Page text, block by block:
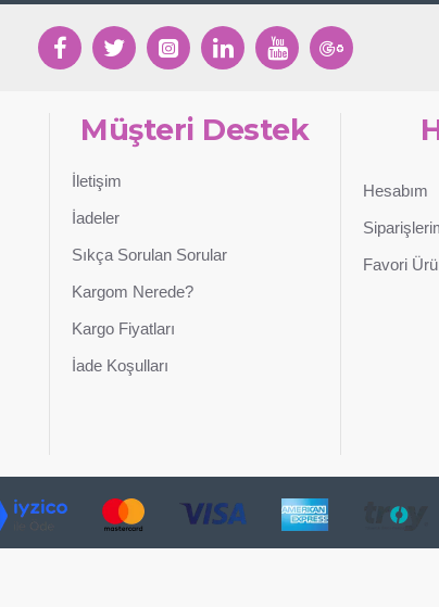
Müşteri Destek
İletişim
İadeler
Sıkça Sorulan Sorular
Kargom Nerede?
Kargo Fiyatları
İade Koşulları
Hesabım
Favori